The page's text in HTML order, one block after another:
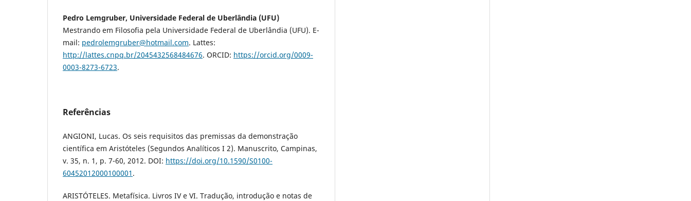
Pedro Lemgruber, Universidade Federal de Uberlândia (UFU)
Mestrando em Filosofia pela Universidade Federal de Uberlândia (UFU). E-
mail: pedrolemgruber@hotmail.com. Lattes:
http://lattes.cnpq.br/2045432568484676. ORCID: https://orcid.org/0009-
0003-8273-6723.
Referências
ANGIONI, Lucas. Os seis requisitos das premissas da demonstração
científica em Aristóteles (Segundos Analíticos I 2). Manuscrito, Campinas,
v. 35, n. 1, p. 7-60, 2012. DOI: https://doi.org/10.1590/S0100-
60452012000100001 .
ARISTÓTELES. Metafísica. Livros IV e VI. Tradução, introdução e notas de